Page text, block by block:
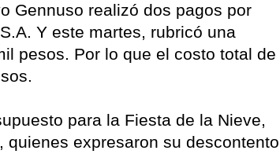
Gennuso realizó dos pagos por
Y este martes, rubricó una
pesos. Por lo que el costo total de
para la Fiesta de la Nieve,
expresaron su descontento